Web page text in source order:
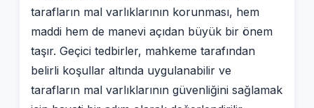
tarafların mal varlıklarının korunması, hem
maddi hem de manevi açıdan büyük bir önem
taşır. Geçici tedbirler, mahkeme tarafından
belirli koşullar altında uygulanabilir ve
tarafların mal varlıklarının güvenliğini sağlamak